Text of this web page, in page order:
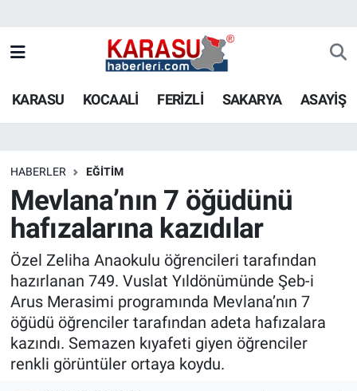
KARASU KOCAALİ FERİZLİ SAKARYA ASAYİŞ
HABERLER EĞİTİM
Mevlana’nın 7 öğüdünü
hafızalarına kazıdılar
Özel Zeliha Anaokulu öğrencileri tarafından
hazırlanan 749. Vuslat Yıldönümünde Şeb-i
Arus Merasimi programında Mevlana’nın 7
öğüdü öğrenciler tarafından adeta hafızalara
kazındı. Semazen kıyafeti giyen öğrenciler
renkli görüntüler ortaya koydu.